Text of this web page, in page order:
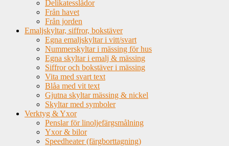
Delikatesslådor
Från havet
Från jorden
Emaljskyltar, siffror, bokstäver
Egna emaljskyltar i vitt/svart
Nummerskyltar i mässing för hus
Egna skyltar i emalj & mässing
Siffror och bokstäver i mässing
Vita med svart text
Blåa med vit text
Gjutna skyltar mässing & nickel
Skyltar med symboler
Verktyg & Yxor
Penslar för linoljefärgsmålning
Yxor & bilor
Speedheater (färgborttagning)